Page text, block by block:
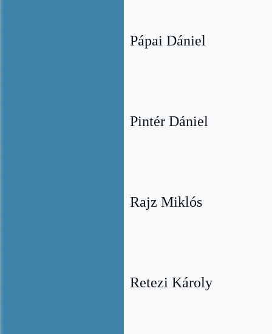
Pápai Dániel
Pintér Dániel
Rajz Miklós
Retezi Károly